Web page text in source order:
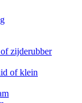
zijderubber
of klein